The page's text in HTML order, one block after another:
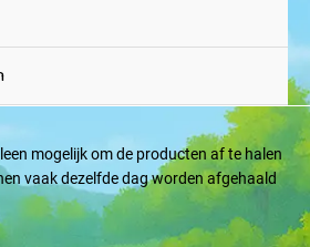
mogelijk om de producten af te halen
vaak dezelfde dag worden afgehaald